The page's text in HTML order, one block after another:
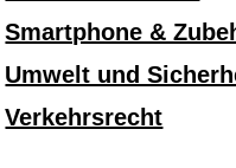
Smartphone &
Umwelt und
Verkehrsrecht